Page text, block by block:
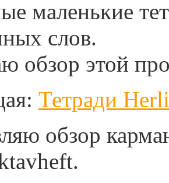
маленькие
слов.
обзор этой
Тетради
обзор